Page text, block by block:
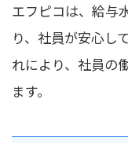
エフピコは、給与
り、社員が安心し
れにより、社員の
ます。